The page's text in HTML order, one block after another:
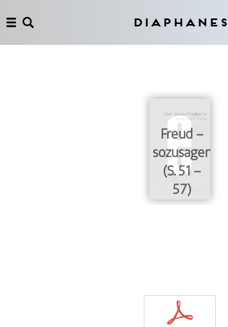
Diaphanes
Freud –
sozusagen
(S. 51 –
57)
p